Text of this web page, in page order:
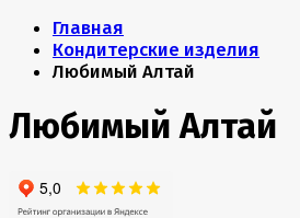
Главная
Кондитерские изделия
Любимый Алтай
Любимый Алтай